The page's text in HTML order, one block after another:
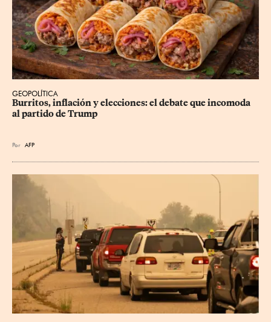
GEOPOLÍTICA
Burritos, inflación y elecciones: el debate que incomoda
al partido de Trump
Por AFP